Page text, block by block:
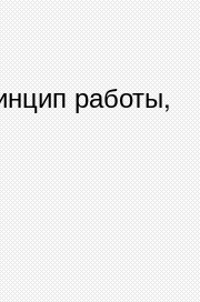
работы,